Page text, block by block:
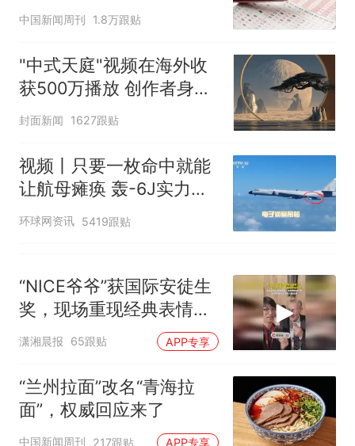
中国新闻周刊 1.8万跟贴
"中式天庭"视频在海外收
获500万播放 创作者身份
披露
封面新闻 1627跟贴
视频丨只要一枚命中就能
让航母瘫痪 轰-6J实力有
多强？
环球网资讯 5419跟贴
“NICE爷爷”获国际安徒生
奖，现场重现经典表情
包，向中国粉丝问好
潇湘晨报 65跟贴 APP专享
“兰州拉面”改名“青海拉
面”，权威回应来了
中国新闻周刊 217跟贴 APP专享